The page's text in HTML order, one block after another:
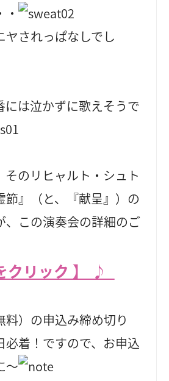
・
ヤされっぱなしでし
には泣かずに歌えそうで
そのリヒャルト・シュト
節』（と、『献呈』）の
、この演奏会の詳細のご
クリック 】 ♪
料）の申込み締め切り
必着！ですので、お申込
～